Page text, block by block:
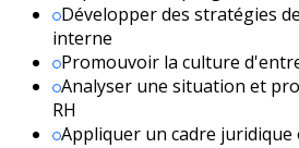
Développer des stratégies
interne
Promouvoir la culture
Analyser une situation et
RH
Appliquer un cadre